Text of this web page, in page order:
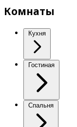
Комнаты
Кухня
Гостиная
Спальня